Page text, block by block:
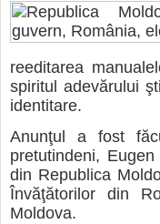
reeditarea
spiritul adevărului
identitare.
Anunţul a fost
pretutindeni,
din Republica
Învăţătorilor din
Moldova.